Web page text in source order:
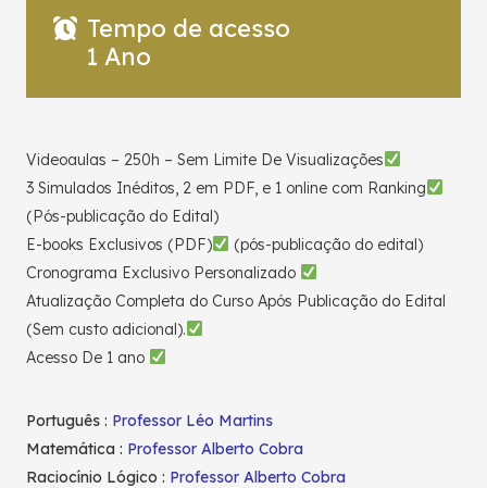
Tempo de acesso
1 Ano
Videoaulas – 250h – Sem Limite De Visualizações
3 Simulados Inéditos, 2 em PDF, e 1 online com Ranking
(Pós-publicação do Edital)
E-books Exclusivos (PDF)
(pós-publicação do edital)
Cronograma Exclusivo Personalizado
Atualização Completa do Curso Após Publicação do Edital
(Sem custo adicional).
Acesso De 1 ano
Português : Professor Léo Martins
Matemática : Professor Alberto Cobra
Raciocínio Lógico : Professor Alberto Cobra